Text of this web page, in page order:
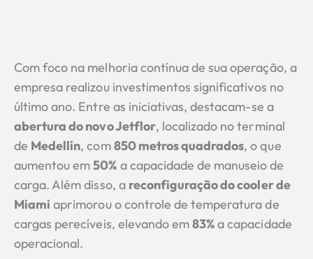
Com foco na melhoria contínua de sua operação, a
empresa realizou investimentos significativos no
último ano. Entre as iniciativas, destacam-se a
abertura do novo Jetflor, localizado no terminal
de Medellín, com850 metros quadrados, o que
aumentou em50% a capacidade de manuseio de
carga. Além disso, a reconfiguração do cooler de
Miami aprimorou o controle de temperatura de
cargas perecíveis, elevando em83%a capacidade
operacional.